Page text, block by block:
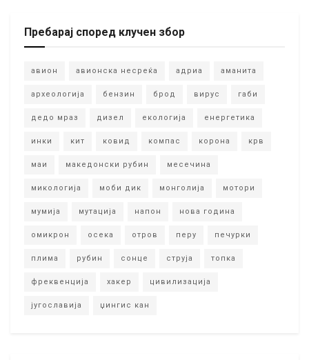
Пребарај според клучен збор
авион авионска несреќа адриа аманита
археологија бензин брод вирус габи
дедо мраз дизел екологија енергетика
инки кит ковид компас корона крв
маи македонски рубин месечина
микологија моби дик монголија мотори
мумија мутација напон нова година
омикрон осека отров перу печурки
плима рубин сонце струја топка
фреквенција хакер цивилизација
југославија џингис кан